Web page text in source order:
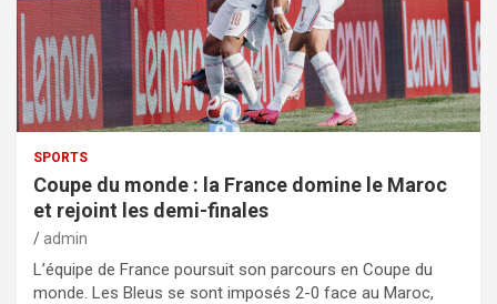
SPORTS
Coupe du monde : la France domine le Maroc
et rejoint les demi-finales
admin
L’équipe de France poursuit son parcours en Coupe du
monde. Les Bleus se sont imposés 2-0 face au Maroc,